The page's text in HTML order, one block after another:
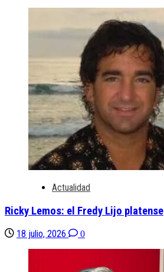
Actualidad
Ricky Lemos: el Fredy Lijo platense
18 julio, 2026 0